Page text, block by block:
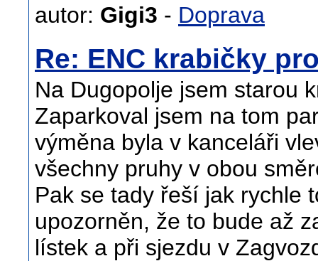
autor: Gigi3 - Doprava
Re: ENC krabičky
Na Dugopolje jsem starou
Zaparkoval jsem na tom
výměna byla v kanceláři
všechny pruhy v obou
Pak se tady řeší jak rychle
upozorněn, že to bude až
lístek a při sjezdu v